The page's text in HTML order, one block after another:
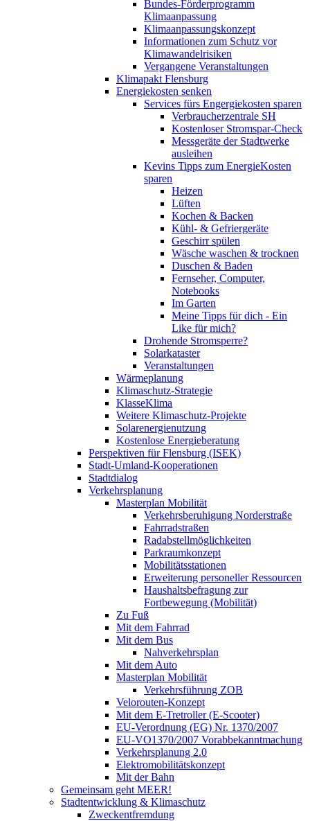
Bundes-Förderprogramm
Klimaanpassung
Klimaanpassungskonzept
Informationen zum Schutz vor
Klimawandelrisiken
Vergangene Veranstaltungen
Klimapakt Flensburg
Energiekosten senken
Services fürs Engergiekosten sparen
Verbraucherzentrale SH
Kostenloser Stromspar-Check
Messgeräte der Stadtwerke
ausleihen
Kevins Tipps zum EnergieKosten
sparen
Heizen
Lüften
Kochen & Backen
Kühl- & Gefriergeräte
Geschirr spülen
Wäsche waschen & trocknen
Duschen & Baden
Fernseher, Computer,
Notebooks
Im Garten
Meine Tipps für dich - Ein
Like für mich?
Drohende Stromsperre?
Solarkataster
Veranstaltungen
Wärmeplanung
Klimaschutz-Strategie
KlasseKlima
Weitere Klimaschutz-Projekte
Solarenergienutzung
Kostenlose Energieberatung
Perspektiven für Flensburg (ISEK)
Stadt-Umland-Kooperationen
Stadtdialog
Verkehrsplanung
Masterplan Mobilität
Verkehrsberuhigung Norderstraße
Fahrradstraßen
Radabstellmöglichkeiten
Parkraumkonzept
Mobilitätsstationen
Erweiterung personeller Ressourcen
Haushaltsbefragung zur
Fortbewegung (Mobilität)
Zu Fuß
Mit dem Fahrrad
Mit dem Bus
Nahverkehrsplan
Mit dem Auto
Masterplan Mobilität
Verkehrsführung ZOB
Velorouten-Konzept
Mit dem E-Tretroller (E-Scooter)
EU-Verordnung (EG) Nr. 1370/2007
EU-VO1370/2007 Vorabbekanntmachung
Verkehrsplanung 2.0
Elektromobilitätskonzept
Mit der Bahn
Gemeinsam geht MEER!
Stadtentwicklung & Klimaschutz
Zweckentfremdung